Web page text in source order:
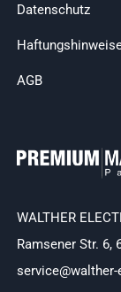
Datenschutz
AGB
WALTHER
Ramsener Str. 6,